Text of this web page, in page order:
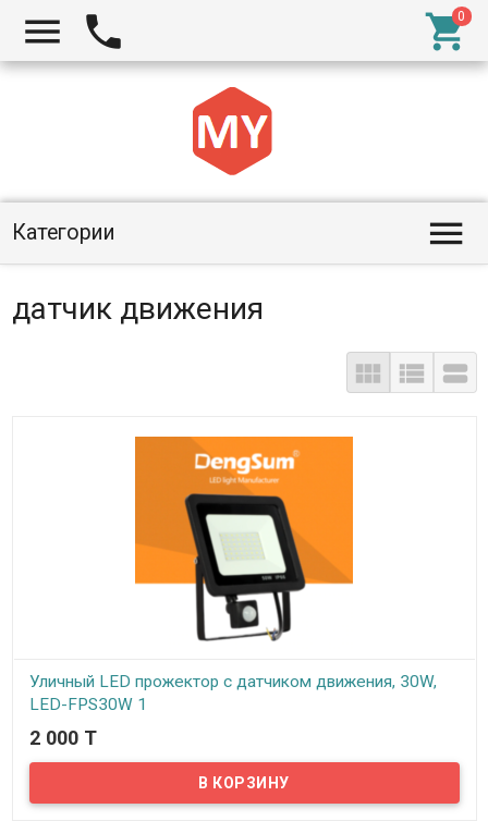
  
Категории 
датчик движения
  
Уличный LED прожектор с датчиком движения, 30W,
LED-FPS30W 1
В наличии
Предлагаем уличные LED светодиодные прожекторы мощностью
30W для освещения всевозможных участков территории.
Применяются в частных домах, на приусадебных участках, дачах,
2 000 T